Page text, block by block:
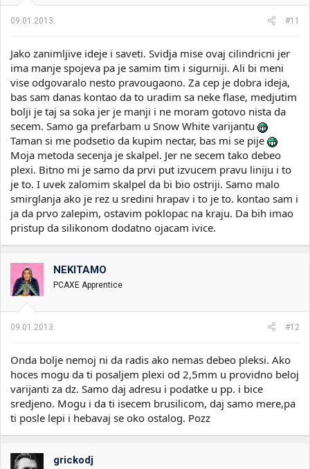
09.01.2013. #11
Jako zanimljive ideje i saveti. Svidja mise ovaj cilindricni jer
ima manje spojeva pa je samim tim i sigurniji. Ali bi meni
vise odgovaralo nesto pravougaono. Za cep je dobra ideja,
bas sam danas kontao da to uradim sa neke flase, medjutim
bolji je taj sa soka jer je manji i ne moram gotovo nista da
secem. Samo ga prefarbam u Snow White varijantu
Taman si me podsetio da kupim nectar, bas mi se pije
Moja metoda secenja je skalpel. Jer ne secem tako debeo
plexi. Bitno mi je samo da prvi put izvucem pravu liniju i to
je to. I uvek zalomim skalpel da bi bio ostriji. Samo malo
smirglanja ako je rez u sredini hrapav i to je to. kontao sam i
ja da prvo zalepim, ostavim poklopac na kraju. Da bih imao
pristup da silikonom dodatno ojacam ivice.
NEKITAMO
PCAXE Apprentice
09.01.2013. #12
Onda bolje nemoj ni da radis ako nemas debeo pleksi. Ako
hoces mogu da ti posaljem plexi od 2,5mm u providno beloj
varijanti za dz. Samo daj adresu i podatke u pp. i bice
sredjeno. Mogu i da ti isecem brusilicom, daj samo mere,pa
ti posle lepi i hebavaj se oko ostalog. Pozz
grickodj